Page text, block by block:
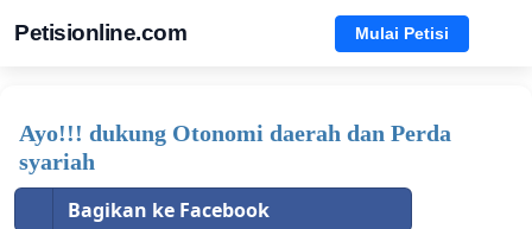
Petisionline.com Mulai Petisi
Ayo!!! dukung Otonomi daerah dan Perda
syariah
Bagikan ke Facebook